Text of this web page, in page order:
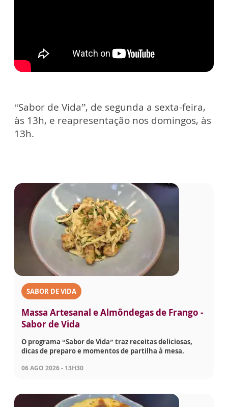
“Sabor de Vida”, de segunda a sexta-feira,
às 13h, e reapresentação nos domingos, às
13h.
SABOR DE VIDA
Massa Artesanal e Almôndegas de Frango -
Sabor de Vida
O programa “Sabor de Vida” traz receitas deliciosas,
dicas de preparo e momentos de partilha à mesa.
06 AGO 2026 - 13H30